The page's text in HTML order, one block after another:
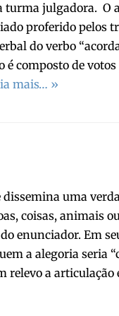
julgadora. O
proferido pelos
do verbo
composto de
mais… »
uma
coisas, animais
enunciador. Em
a alegoria seria
relevo a